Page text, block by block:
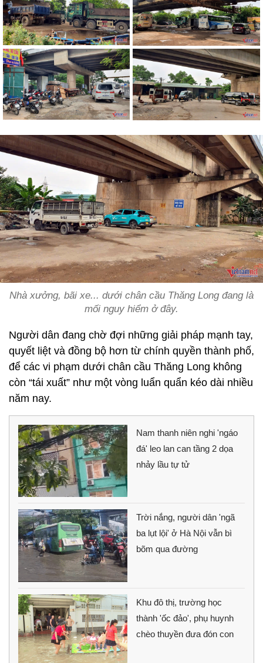
Nhà xưởng, bãi xe... dưới chân cầu Thăng Long đang là
mối nguy hiểm ở đây.
Người dân đang chờ đợi những giải pháp mạnh tay,
quyết liệt và đồng bộ hơn từ chính quyền thành phố,
để các vi phạm dưới chân cầu Thăng Long không
còn “tái xuất” như một vòng luẩn quẩn kéo dài nhiều
năm nay.
Nam thanh niên nghi 'ngáo
đá' leo lan can tầng 2 dọa
nhảy lầu tự tử
Trời nắng, người dân 'ngã
ba lụt lội' ở Hà Nội vẫn bì
bõm qua đường
Khu đô thị, trường học
thành 'ốc đảo', phụ huynh
chèo thuyền đưa đón con